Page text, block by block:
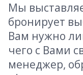
Мы
бронирует
Вам нужно
чего с Вами
менеджер,